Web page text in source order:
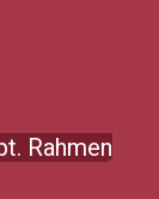
Rahmen